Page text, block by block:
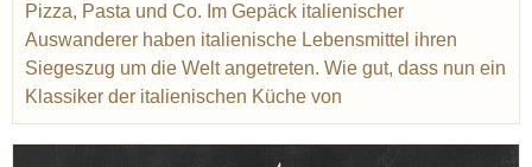
Pizza, Pasta und Co. Im Gepäck italienischer
Auswanderer haben italienische Lebensmittel ihren
Siegeszug um die Welt angetreten. Wie gut, dass nun ein
Klassiker der italienischen Küche von